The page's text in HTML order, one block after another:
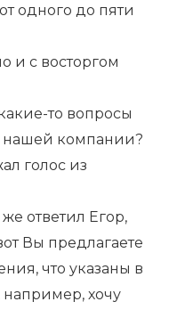
одного до пяти
и с восторгом
то вопросы
компании?
голос из
ответил Егор,
Вы предлагаете
что указаны в
например, хочу